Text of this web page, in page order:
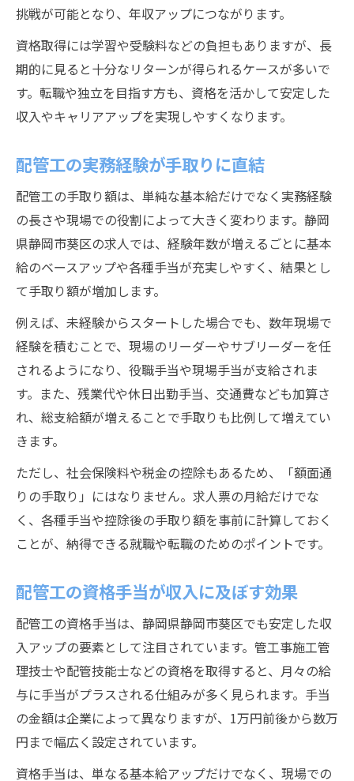
挑戦が可能となり、年収アップにつながります。
資格取得には学習や受験料などの負担もありますが、長
期的に見ると十分なリターンが得られるケースが多いで
す。転職や独立を目指す方も、資格を活かして安定した
収入やキャリアアップを実現しやすくなります。
配管工の実務経験が手取りに直結
配管工の手取り額は、単純な基本給だけでなく実務経験
の長さや現場での役割によって大きく変わります。静岡
県静岡市葵区の求人では、経験年数が増えるごとに基本
給のベースアップや各種手当が充実しやすく、結果とし
て手取り額が増加します。
例えば、未経験からスタートした場合でも、数年現場で
経験を積むことで、現場のリーダーやサブリーダーを任
されるようになり、役職手当や現場手当が支給されま
す。また、残業代や休日出勤手当、交通費なども加算さ
れ、総支給額が増えることで手取りも比例して増えてい
きます。
ただし、社会保険料や税金の控除もあるため、「額面通
りの手取り」にはなりません。求人票の月給だけでな
く、各種手当や控除後の手取り額を事前に計算しておく
ことが、納得できる就職や転職のためのポイントです。
配管工の資格手当が収入に及ぼす効果
配管工の資格手当は、静岡県静岡市葵区でも安定した収
入アップの要素として注目されています。管工事施工管
理技士や配管技能士などの資格を取得すると、月々の給
与に手当がプラスされる仕組みが多く見られます。手当
の金額は企業によって異なりますが、1万円前後から数万
円まで幅広く設定されています。
資格手当は、単なる基本給アップだけでなく、現場での